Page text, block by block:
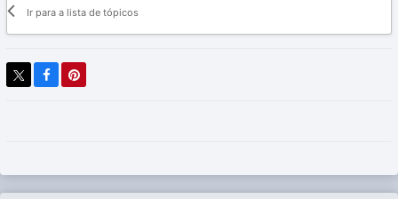
Ir para a lista de tópicos